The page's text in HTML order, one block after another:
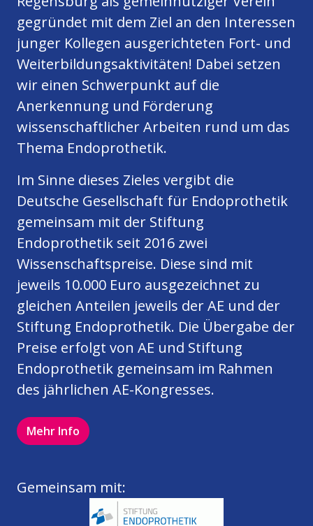
gegründet mit dem Ziel an den Interessen
junger Kollegen ausgerichteten Fort- und
Weiterbildungsaktivitäten! Dabei setzen
wir einen Schwerpunkt auf die
Anerkennung und Förderung
wissenschaftlicher Arbeiten rund um das
Thema Endoprothetik.
Im Sinne dieses Zieles vergibt die
Deutsche Gesellschaft für Endoprothetik
gemeinsam mit der Stiftung
Endoprothetik seit 2016 zwei
Wissenschaftspreise. Diese sind mit
jeweils 10.000 Euro ausgezeichnet zu
gleichen Anteilen jeweils der AE und der
Stiftung Endoprothetik. Die Übergabe der
Preise erfolgt von AE und Stiftung
Endoprothetik gemeinsam im Rahmen
des jährlichen AE-Kongresses.
Mehr Info
Gemeinsam mit: